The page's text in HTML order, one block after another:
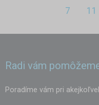
7
11
Radi vám
Poradíme vám pri